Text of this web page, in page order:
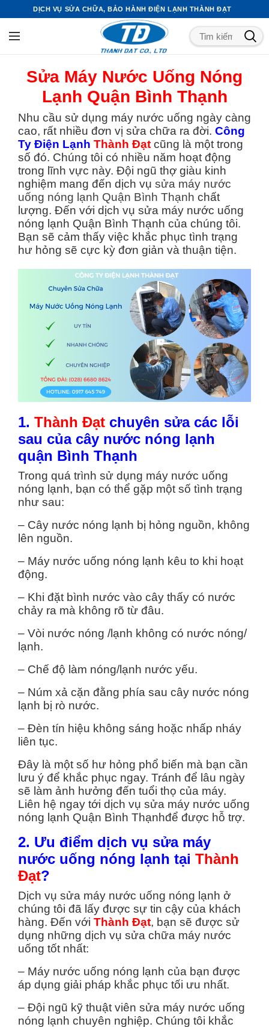
DỊCH VỤ SỬA CHỮA, BẢO HÀNH ĐIỆN LẠNH THÀNH ĐẠT
Sửa Máy Nước Uống Nóng
Lạnh Quận Bình Thạnh
Nhu cầu sử dụng máy nước uống ngày càng
cao, rất nhiều đơn vị sửa chữa ra đời. Công
Ty Điện Lạnh Thành Đạt cũng là một trong
số đó. Chúng tôi có nhiều năm hoạt động
trong lĩnh vực này. Đội ngũ thợ giàu kinh
nghiệm mang đến dịch vụ sửa máy nước
uống nóng lạnh Quận Bình Thạnh chất
lượng. Đến với dịch vụ sửa máy nước uống
nóng lạnh Quận Bình Thạnh của chúng tôi.
Bạn sẽ cảm thấy việc khắc phục tình trạng
hư hỏng sẽ cực kỳ đơn giản và thuận tiện.
1. Thành Đạt chuyên sửa các lỗi
sau của cây nước nóng lạnh
quận Bình Thạnh
Trong quá trình sử dụng máy nước uống
nóng lạnh, bạn có thể gặp một số tình trạng
như sau:
– Cây nước nóng lạnh bị hỏng nguồn, không
lên nguồn.
– Máy nước uống nóng lạnh kêu to khi hoạt
động.
– Khi đặt bình nước vào cây thấy có nước
chảy ra mà không rõ từ đâu.
– Vòi nước nóng /lạnh không có nước nóng/
lạnh.
– Chế độ làm nóng/lạnh nước yếu.
– Núm xả cặn đằng phía sau cây nước nóng
lạnh bị rò nước.
– Đèn tín hiệu không sáng hoặc nhấp nháy
liên tục.
Đây là một số hư hỏng phổ biến mà bạn cần
lưu ý để khắc phục ngay. Tránh để lâu ngày
sẽ làm ảnh hưởng đến tuổi thọ của máy.
Liên hệ ngay tới dịch vụ sửa máy nước uống
nóng lạnh Quận Bình Thạnhđể được hỗ trợ.
2. Ưu điểm dịch vụ sửa máy
nước uống nóng lạnh tại Thành
Đạt?
Dịch vụ sửa máy nước uống nóng lạnh ở
chúng tôi đã lấy được sự tin cậy của khách
hàng. Đến với Thành Đạt, bạn sẽ được sử
dụng những dịch vụ sửa chữa máy nước
uống tốt nhất:
– Máy nước uống nóng lạnh của bạn được
áp dụng giải pháp khắc phục tối ưu nhất.
– Đội ngũ kỹ thuật viên sửa máy nước uống
nóng lạnh chuyên nghiệp. Chúng tôi khắc